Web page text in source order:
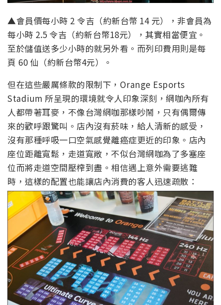
▲會員價每小時 2 令吉（約新台幣 14 元），非會員為
每小時 2.5 令吉（約新台幣18元），其實相當便宜。
至於儲值送多少小時的就另外看。而列印費用則是每
頁 60 仙（約新台幣4元）。
但在這些嚴厲條款的限制下，Orange Esports
Stadium 所呈現的環境就令人印象深刻，網咖內所有
人都帶著耳麥，不像台灣網咖那樣吵鬧，只有偶爾傳
來的歡呼跟驚叫。店內沒有菸味，給人清新的感受，
沒有那種呼吸一口空氣感覺離癌症更近的印象。店內
座位距離寬鬆，走道寬敞，不似台灣網咖為了多塞座
位而將走道空間壓榨到盡。相信遇上意外需要逃難
時，這樣的配置也能讓店內消費的客人迅速疏散：